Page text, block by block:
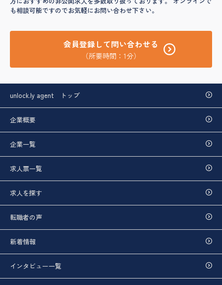
も相談可能ですのでお気軽にお問い合わせ下さい。
会員登録して問い合わせる
（所要時間：1分）
unlock.ly agent トップ
企業概要
企業一覧
求人票一覧
求人を探す
転職者の声
新着情報
インタビュー一覧